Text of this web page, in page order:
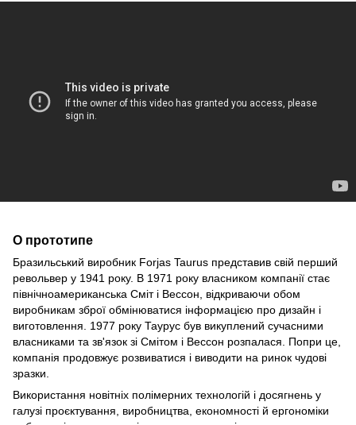
О прототипе
Бразильський виробник Forjas Taurus представив свій перший
револьвер у 1941 року. В 1971 року власником компанії стає
північноамериканська Сміт і Вессон, відкриваючи обом
виробникам зброї обмінюватися інформацією про дизайн і
виготовлення. 1977 року Таурус був викуплений сучасними
власниками та зв'язок зі Смітом і Вессон розпалася. Попри це,
компанія продовжує розвиватися і виводити на ринок чудові
зразки.
Використання новітніх полімерних технологій і досягнень у
галузі проєктування, виробництва, економності й ергономіки